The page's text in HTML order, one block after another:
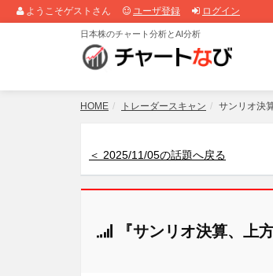
ようこそゲストさん ユーザ登録 ログイン
日本株のチャート分析とAI分析
HOME トレーダースキャン サンリオ決
＜ 2025/11/05の話題へ戻る
『サンリオ決算、上